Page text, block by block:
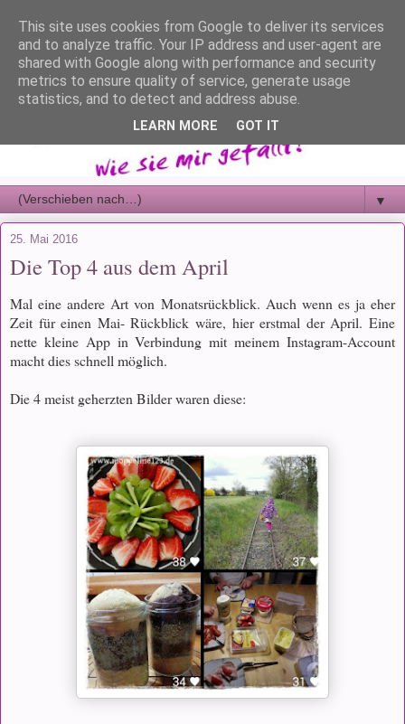
▼
25. Mai 2016
Die Top 4 aus dem April
Mal eine andere Art von Monatsrückblick. Auch wenn es ja eher
Zeit für einen Mai- Rückblick wäre, hier erstmal der April. Eine
nette kleine App in Verbindung mit meinem Instagram-Account
macht dies schnell möglich.
Die 4 meist geherzten Bilder waren diese:
This site uses cookies from Google to deliver its services
and to analyze traffic. Your IP address and user-agent are
shared with Google along with performance and security
metrics to ensure quality of service, generate usage
statistics, and to detect and address abuse.
LEARN MORE GOT IT